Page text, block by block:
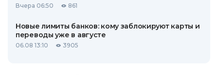
Вчера 06:50 861
Новые лимиты банков: кому заблокируют карты и
переводы уже в августе
06.08 13:10 3905